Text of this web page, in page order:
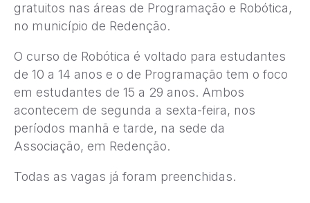
gratuitos nas áreas de Programação e Robótica,
no município de Redenção.
O curso de Robótica é voltado para estudantes
de 10 a 14 anos e o de Programação tem o foco
em estudantes de 15 a 29 anos. Ambos
acontecem de segunda a sexta-feira, nos
períodos manhã e tarde, na sede da
Associação, em Redenção.
Todas as vagas já foram preenchidas.